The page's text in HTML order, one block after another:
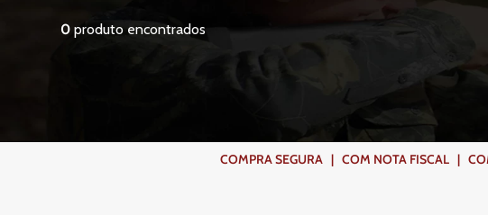
0produto
COMPRA SEGURA | COM NOTA FISCAL |